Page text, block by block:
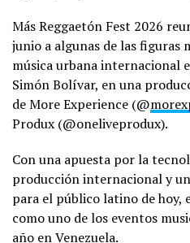
Más Reggaetón Fest 2026
junio a algunas de las figuras
música urbana internacional
Simón Bolívar, en una
de More Experience (@
Produx (@oneliveprodux).
Con una apuesta por la
producción internacional y
para el público latino de hoy,
como uno de los eventos
año en Venezuela.